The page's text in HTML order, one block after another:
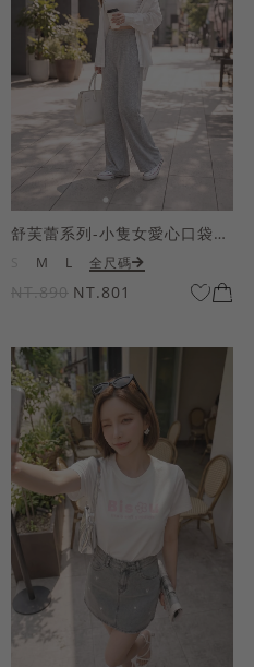
舒芙蕾系列-小隻女愛心口袋寬褲
M L 全尺碼
NT.890 NT.801